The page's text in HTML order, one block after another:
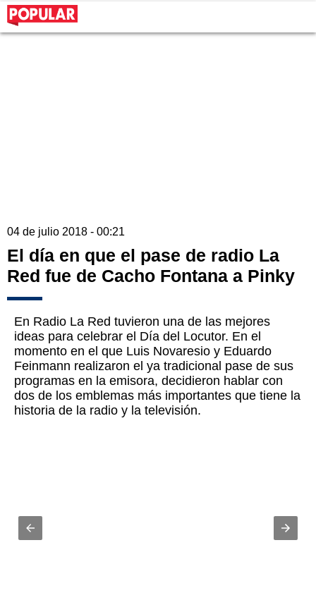
04 de julio 2018 - 00:21
El día en que el pase de radio La
Red fue de Cacho Fontana a Pinky
En Radio La Red tuvieron una de las mejores
ideas para celebrar el Día del Locutor. En el
momento en el que Luis Novaresio y Eduardo
Feinmann realizaron el ya tradicional pase de sus
programas en la emisora, decidieron hablar con
dos de los emblemas más importantes que tiene la
historia de la radio y la televisión.